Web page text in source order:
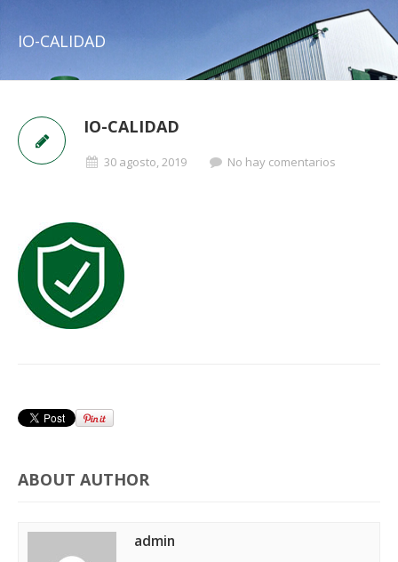
IO-CALIDAD
IO-CALIDAD
30 agosto, 2019 No hay comentarios
ABOUT AUTHOR
admin